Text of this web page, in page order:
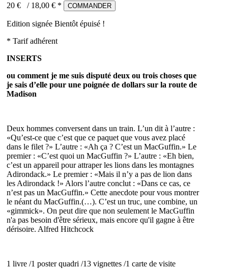
20 € / 18,00 € * COMMANDER
Edition signée Bientôt épuisé !
* Tarif adhérent
INSERTS
ou comment je me suis disputé deux ou trois choses que
je sais d’elle pour une poignée de dollars sur la route de
Madison
Deux hommes conversent dans un train. L’un dit à l’autre :
«Qu’est-ce que c’est que ce paquet que vous avez placé
dans le filet ?» L’autre : «Ah ça ? C’est un MacGuffin.» Le
premier : «C’est quoi un MacGuffin ?» L’autre : «Eh bien,
c’est un appareil pour attraper les lions dans les montagnes
Adirondack.» Le premier : «Mais il n’y a pas de lion dans
les Adirondack !» Alors l’autre conclut : «Dans ce cas, ce
n’est pas un MacGuffin.» Cette anecdote pour vous montrer
le néant du MacGuffin.(…). C’est un truc, une combine, un
«gimmick». On peut dire que non seulement le MacGuffin
n'a pas besoin d'être sérieux, mais encore qu'il gagne à être
dérisoire. Alfred Hitchcock
1 livre /1 poster quadri /13 vignettes /1 carte de visite